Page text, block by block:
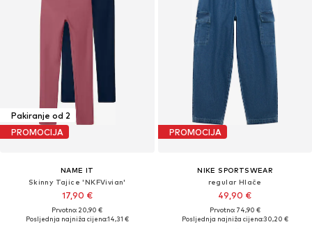
Pakiranje od 2
PROMOCIJA
NAME IT
Skinny Tajice 'NKFVivian'
17,90 €
Prvotno: 20,90 €
Posljednja najniža cijena:14,31 €
PROMOCIJA
NIKE SPORTSWEAR
regular Hlače
49,90 €
Prvotno: 74,90 €
Posljednja najniža cijena:30,20 €